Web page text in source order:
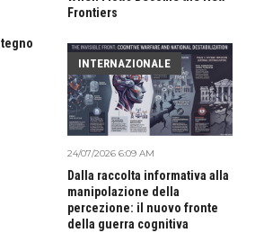
Frontiers
INTERNAZIONALE
24/07/2026 6:09 AM
Dalla raccolta informativa alla
manipolazione della
percezione: il nuovo fronte
della guerra cognitiva